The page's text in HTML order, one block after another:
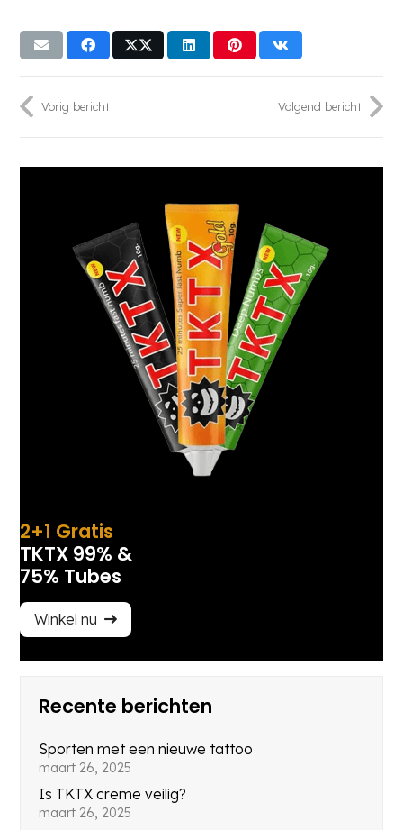
Vorig bericht Volgend bericht
2+1 Gratis
TKTX 99% &
75% Tubes
Winkel nu
Recente berichten
Sporten met een nieuwe tattoo
maart 26, 2025
Is TKTX creme veilig?
maart 26, 2025